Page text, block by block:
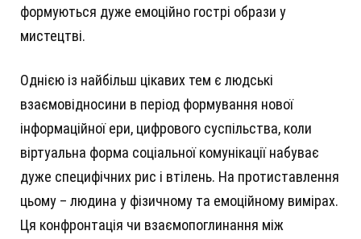
формуються дуже емоційно гострі образи у
мистецтві.
Однією із найбільш цікавих тем є людські
взаємовідносини в період формування нової
інформаційної ери, цифрового суспільства, коли
віртуальна форма соціальної комунікації набуває
дуже специфічних рис і втілень. На протиставлення
цьому – людина у фізичному та емоційному вимірах.
Ця конфронтація чи взаємопоглинання між